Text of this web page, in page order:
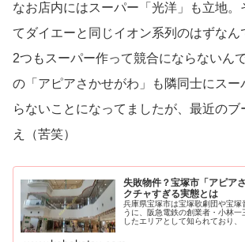
なお店内にはスーパー「光洋」も立地。
てダイエーと同じイオン系列のはずなん
2つもスーパー作って競合にならないん
の「アピアさかせがわ」も隣同士にスー
らないことになってましたが、最近のブ
え（苦笑）
失敗物件？宝塚市「アピア
クチャすぎる実態とは
兵庫県宝塚市は宝塚歌劇団や宝塚
うに、阪急電鉄の創業者・小林
したエリアとして知られており、